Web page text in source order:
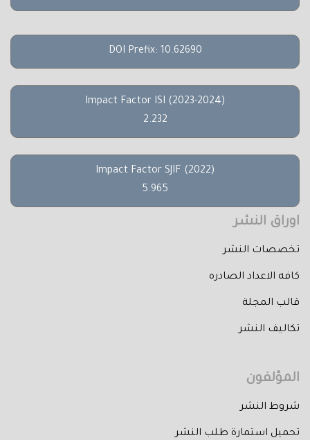
DOI Prefix: 10.62690
Impact Factor ISI (2023-2024)
2.232
Impact Factor SJIF (2022)
5.965
اوراق النشر
تخصصات النشر
كافه الاعداد الصادره
قالب المجلة
تكاليف النشر
المؤلفون
شروط النشر
تحميل استمارة طلب النشر